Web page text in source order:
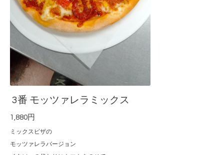
3番 モッツァレラミックス
1,880円
ミックスピザの
モッツァレラバージョン